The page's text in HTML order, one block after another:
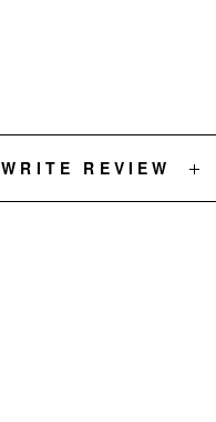
WRITE REVIEW